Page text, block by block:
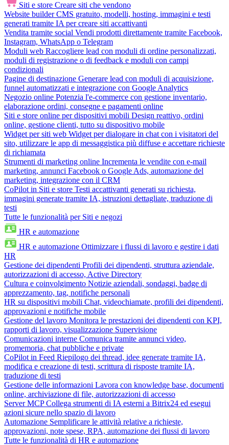
Siti e store Creare siti che vendono
Website builder CMS gratuito, modelli, hosting, immagini e testi
generati tramite IA per creare siti accattivanti
Vendita tramite social Vendi prodotti direttamente tramite Facebook,
Instagram, WhatsApp o Telegram
Moduli web Raccogliere lead con moduli di ordine personalizzati,
moduli di registrazione o di feedback e moduli con campi
condizionali
Pagine di destinazione Generare lead con moduli di acquisizione,
funnel automatizzati e integrazione con Google Analytics
Negozio online Potenzia l'e-commerce con gestione inventario,
elaborazione ordini, consegne e pagamenti online
Siti e store online per dispositivi mobili Design reattivo, ordini
online, gestione clienti, tutto su dispositivo mobile
Widget per siti web Widget per dialogare in chat con i visitatori del
sito, utilizzare le app di messaggistica più diffuse e accettare richieste
di richiamata
Strumenti di marketing online Incrementa le vendite con e-mail
marketing, annunci Facebook o Google Ads, automazione del
marketing, integrazione con il CRM
CoPilot in Siti e store Testi accattivanti generati su richiesta,
immagini generate tramite IA, istruzioni dettagliate, traduzione di
testi
Tutte le funzionalità per Siti e negozi
HR e automazione
HR e automazione Ottimizzare i flussi di lavoro e gestire i dati
HR
Gestione dei dipendenti Profili dei dipendenti, struttura aziendale,
autorizzazioni di accesso, Active Directory
Cultura e coinvolgimento Notizie aziendali, sondaggi, badge di
apprezzamento, tag, notifiche personali
HR su dispositivi mobili Chat, videochiamate, profili dei dipendenti,
approvazioni e notifiche mobile
Gestione del lavoro Monitora le prestazioni dei dipendenti con KPI,
rapporti di lavoro, visualizzazione Supervisione
Comunicazioni interne Comunica tramite annunci video,
promemoria, chat pubbliche e private
CoPilot in Feed Riepilogo dei thread, idee generate tramite IA,
modifica e creazione di testi, scrittura di risposte tramite IA,
traduzione di testi
Gestione delle informazioni Lavora con knowledge base, documenti
online, archiviazione di file, autorizzazioni di accesso
Server MCP Collega strumenti di IA esterni a Bitrix24 ed esegui
azioni sicure nello spazio di lavoro
Automazione Semplificare le attività relative a richieste,
approvazioni, note spese, RPA, automazione dei flussi di lavoro
Tutte le funzionalità di HR e automazione